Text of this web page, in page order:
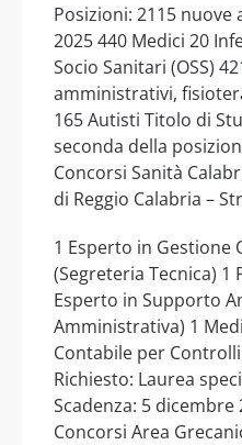
Posizioni: 2115
2025 440 Medici 20
Socio Sanitari (OSS)
amministrativi,
165 Autisti Titolo di
seconda della
Concorsi Sanità
di Reggio Calabria –
1 Esperto in Gestione
(Segreteria Tecnica) 1
Esperto in Supporto
Amministrativa) 1
Contabile per
Richiesto: Laurea
Scadenza: 5 dicembre
Concorsi Area